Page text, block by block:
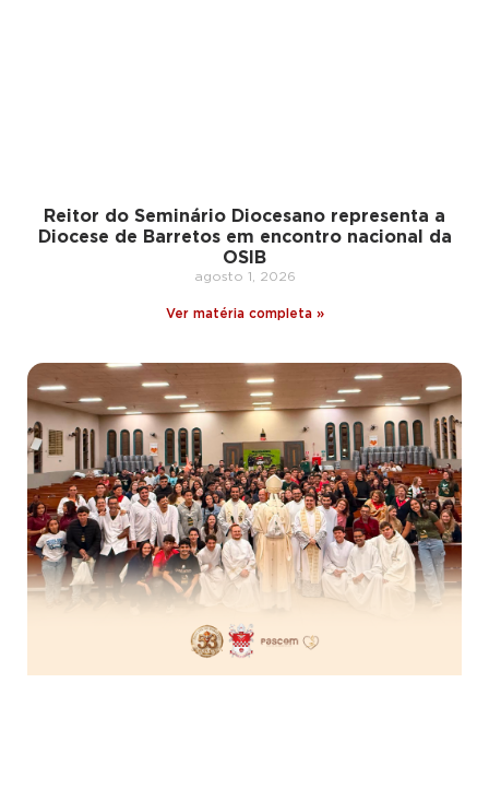
Reitor do Seminário Diocesano representa a
Diocese de Barretos em encontro nacional da
OSIB
agosto 1, 2026
Ver matéria completa »